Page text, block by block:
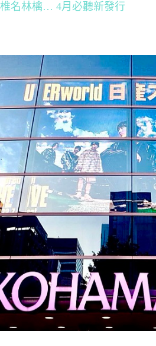
椎名林檎… 4月必聽新發行